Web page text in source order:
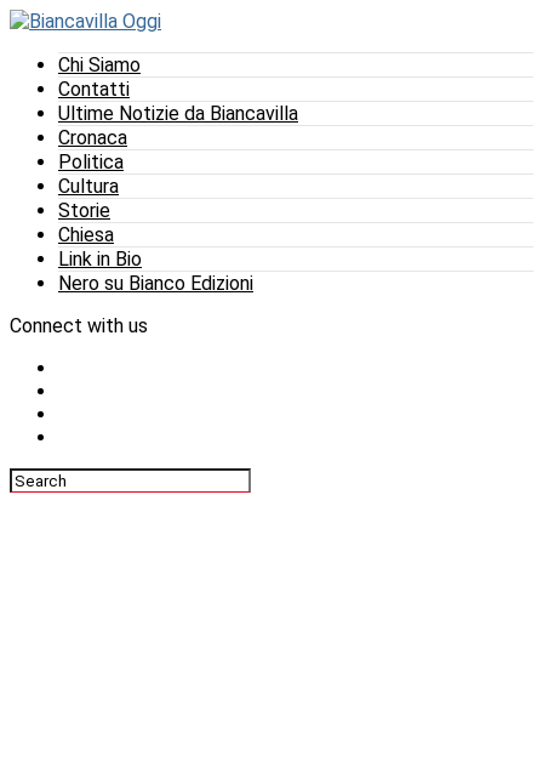
Chi Siamo
Contatti
Ultime Notizie da Biancavilla
Cronaca
Politica
Cultura
Storie
Chiesa
Link in Bio
Nero su Bianco Edizioni
Connect with us